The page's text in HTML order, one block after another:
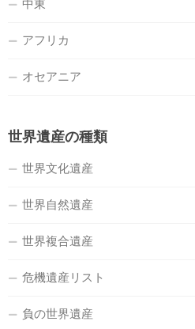
中東
アフリカ
オセアニア
世界遺産の種類
世界文化遺産
世界自然遺産
世界複合遺産
危機遺産リスト
負の世界遺産